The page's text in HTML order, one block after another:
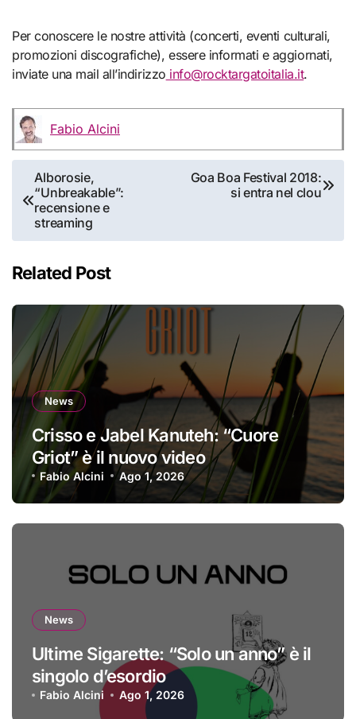
Per conoscere le nostre attività (concerti, eventi culturali,
promozioni discografiche), essere informati e aggiornati,
inviate una mail all’indirizzo info@rocktargatoitalia.it.
Fabio Alcini
Navigazione
articoli
Alborosie,
“Unbreakable”:
recensione e
streaming
Goa Boa Festival 2018:
si entra nel clou
Related Post
News
Crisso e Jabel Kanuteh: “Cuore
Griot” è il nuovo video
Fabio Alcini Ago 1, 2026
News
Ultime Sigarette: “Solo un anno” è il
singolo d’esordio
Fabio Alcini Ago 1, 2026